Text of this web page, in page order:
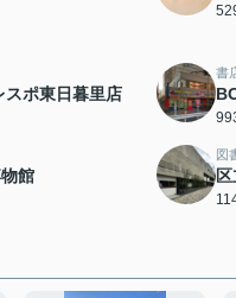
スポ東日暮里店
書
館
図